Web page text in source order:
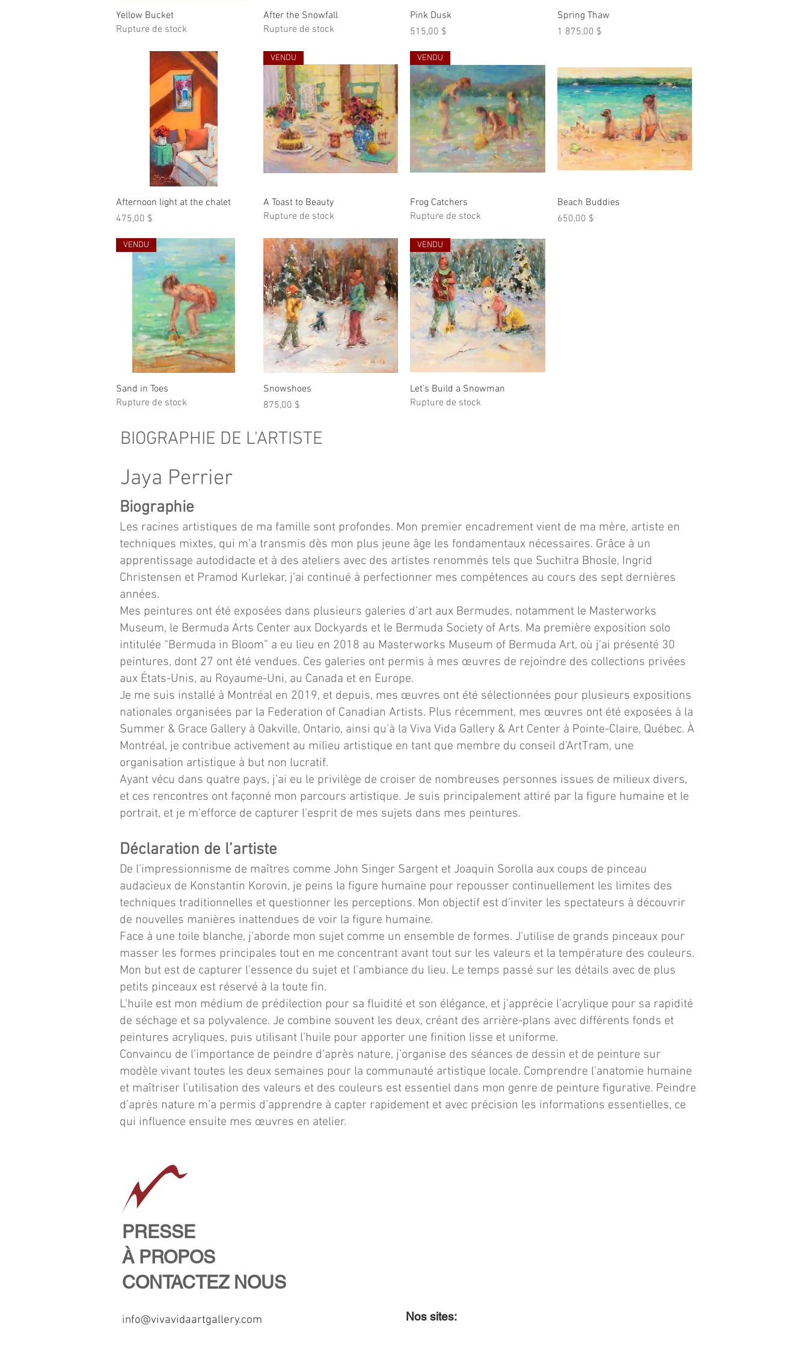
Aperçu rapide
Yellow Bucket
Rupture de stock
Aperçu rapide
After the Snowfall
Rupture de stock
Pink Dusk
Prix
515,00 $
Aperçu rapide
Spring Thaw
Prix
1 875,00 $
Aperçu rapide
Afternoon light at the chalet
Prix
475,00 $
Aperçu rapide
VENDU
A Toast to Beauty
Rupture de stock
Aperçu rapide
VENDU
Frog Catchers
Rupture de stock
Aperçu rapide
Beach Buddies
Prix
650,00 $
Aperçu rapide
VENDU
Sand in Toes
Rupture de stock
Aperçu rapide
Snowshoes
Prix
875,00 $
Aperçu rapide
VENDU
Let’s Build a Snowman
Rupture de stock
BIOGRAPHIE DE L'ARTISTE
Jaya Perrier
Biographie
Les racines artistiques de ma famille sont profondes. Mon premier encadrement vient de ma mère, artiste en
techniques mixtes, qui m’a transmis dès mon plus jeune âge les fondamentaux nécessaires. Grâce à un
apprentissage autodidacte et à des ateliers avec des artistes renommés tels que Suchitra Bhosle, Ingrid
Christensen et Pramod Kurlekar, j’ai continué à perfectionner mes compétences au cours des sept dernières
années.
Mes peintures ont été exposées dans plusieurs galeries d’art aux Bermudes, notamment le Masterworks
Museum, le Bermuda Arts Center aux Dockyards et le Bermuda Society of Arts. Ma première exposition solo
intitulée “Bermuda in Bloom” a eu lieu en 2018 au Masterworks Museum of Bermuda Art, où j’ai présenté 30
peintures, dont 27 ont été vendues. Ces galeries ont permis à mes œuvres de rejoindre des collections privées
aux États-Unis, au Royaume-Uni, au Canada et en Europe.
Je me suis installé à Montréal en 2019, et depuis, mes œuvres ont été sélectionnées pour plusieurs expositions
nationales organisées par la Federation of Canadian Artists. Plus récemment, mes œuvres ont été exposées à la
Summer & Grace Gallery à Oakville, Ontario, ainsi qu’à la Viva Vida Gallery & Art Center à Pointe-Claire, Québec. À
Montréal, je contribue activement au milieu artistique en tant que membre du conseil d’ArtTram, une
organisation artistique à but non lucratif.
Ayant vécu dans quatre pays, j’ai eu le privilège de croiser de nombreuses personnes issues de milieux divers,
et ces rencontres ont façonné mon parcours artistique. Je suis principalement attiré par la figure humaine et le
portrait, et je m’efforce de capturer l’esprit de mes sujets dans mes peintures.
Déclaration de l’artiste
De l’impressionnisme de maîtres comme John Singer Sargent et Joaquin Sorolla aux coups de pinceau
audacieux de Konstantin Korovin, je peins la figure humaine pour repousser continuellement les limites des
techniques traditionnelles et questionner les perceptions. Mon objectif est d’inviter les spectateurs à découvrir
de nouvelles manières inattendues de voir la figure humaine.
Face à une toile blanche, j’aborde mon sujet comme un ensemble de formes. J’utilise de grands pinceaux pour
masser les formes principales tout en me concentrant avant tout sur les valeurs et la température des couleurs.
Mon but est de capturer l’essence du sujet et l’ambiance du lieu. Le temps passé sur les détails avec de plus
petits pinceaux est réservé à la toute fin.
L’huile est mon médium de prédilection pour sa fluidité et son élégance, et j’apprécie l’acrylique pour sa rapidité
de séchage et sa polyvalence. Je combine souvent les deux, créant des arrière-plans avec différents fonds et
peintures acryliques, puis utilisant l’huile pour apporter une finition lisse et uniforme.
Convaincu de l’importance de peindre d’après nature, j’organise des séances de dessin et de peinture sur
modèle vivant toutes les deux semaines pour la communauté artistique locale. Comprendre l’anatomie humaine
et maîtriser l’utilisation des valeurs et des couleurs est essentiel dans mon genre de peinture figurative. Peindre
d’après nature m’a permis d’apprendre à capter rapidement et avec précision les informations essentielles, ce
qui influence ensuite mes œuvres en atelier.
PRESSE
À PROPOS
CONTACTEZ NOUS
info@vivavidaartgallery.com Nos sites: